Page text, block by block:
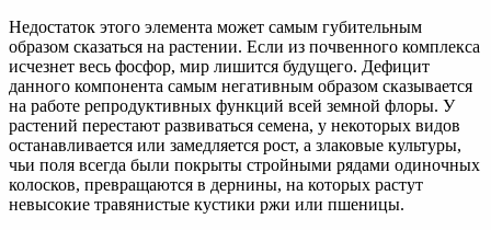
Недостаток этого элемента может самым губительным
образом сказаться на растении. Если из почвенного комплекса
исчезнет весь фосфор, мир лишится будущего. Дефицит
данного компонента самым негативным образом сказывается
на работе репродуктивных функций всей земной флоры. У
растений перестают развиваться семена, у некоторых видов
останавливается или замедляется рост, а злаковые культуры,
чьи поля всегда были покрыты стройными рядами одиночных
колосков, превращаются в дернины, на которых растут
невысокие травянистые кустики ржи или пшеницы.